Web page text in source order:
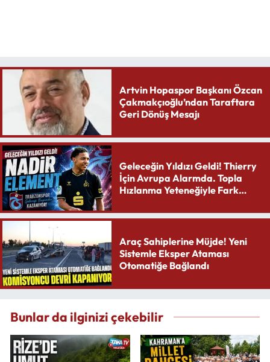
Artvin Hopaspor Başkanı Özcan
Çakmakçıoğlu’ndan Taraftara
Geri Dönüş Mesajı
Geleceğin Yıldızı Geldi! Thierry
İçin Avrupa Alarmda. Topla
Hızlanma Yeteneğiyle Fark
Araç Sahiplerine Müjde! Yeni
Sistemle Eksper Ataması
Otomatiğe Bağlandı
Bunlar da ilginizi çekebilir